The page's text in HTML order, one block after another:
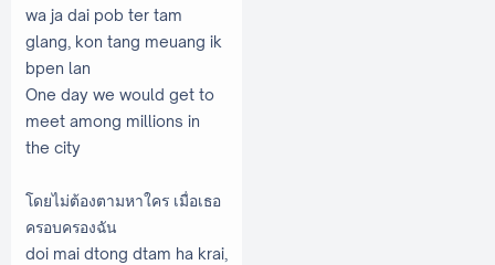
wa ja dai pob ter tam
glang, kon tang meuang ik
bpen lan
One day we would get to
meet among millions in
the city
โดยไม่ต้องตามหาใคร เมื่อเธอ
ครอบครองฉัน
doi mai dtong dtam ha krai,